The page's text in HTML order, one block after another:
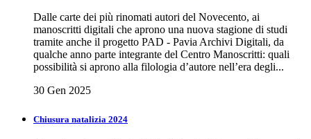
Dalle carte dei più rinomati autori del Novecento, ai
manoscritti digitali che aprono una nuova stagione di studi
tramite anche il progetto PAD - Pavia Archivi Digitali, da
qualche anno parte integrante del Centro Manoscritti: quali
possibilità si aprono alla filologia d’autore nell’era degli...
30 Gen 2025
Chiusura natalizia 2024